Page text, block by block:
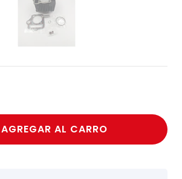
AGREGAR AL CARRO